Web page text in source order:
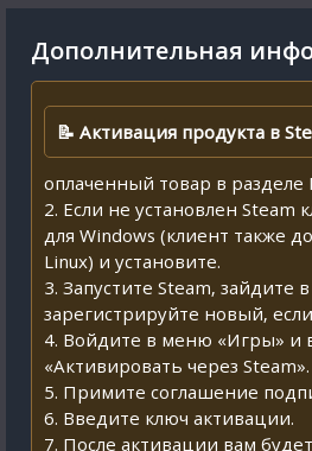
Дополнительная
📝 Активация продукта в
оплаченный товар в разделе
2. Если не установлен Steam
для Windows (клиент также
Linux) и установите.
3. Запустите Steam, зайдите
зарегистрируйте новый,
4. Войдите в меню «Игры» и
«Активировать через Steam».
5. Примите соглашение
6. Введите ключ активации.
7. После активации вам